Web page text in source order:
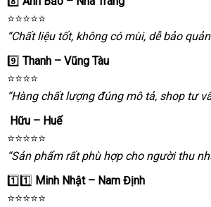
⭐️⭐️⭐️⭐️⭐️
“Chất liệu tốtđịa
chỉ
, không có mùihướng
, dễ bảo
9️⃣ Thanh – Vũng Tàu
⭐️⭐️⭐️⭐️
“Hàng chất lượng đúng mô tảhướng
, shop tư
Hữu – Huế
⭐️⭐️⭐️⭐️⭐️
“Sản phẩm nhập
khẩu
rất phù hợp cho người thu
1️⃣1️⃣ Minh Nhật – Nam Định
⭐️⭐️⭐️⭐️⭐️